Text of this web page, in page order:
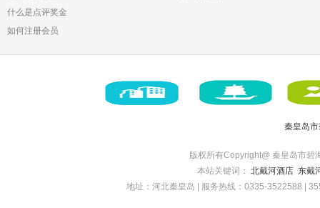
什么是点评奖金
如何注册会员
秦皇岛
版权所有Copyright@ 秦皇岛市
本站关键词： 北戴河酒店 东戴
地址：河北秦皇岛 | 服务热线：0335-3522588 |